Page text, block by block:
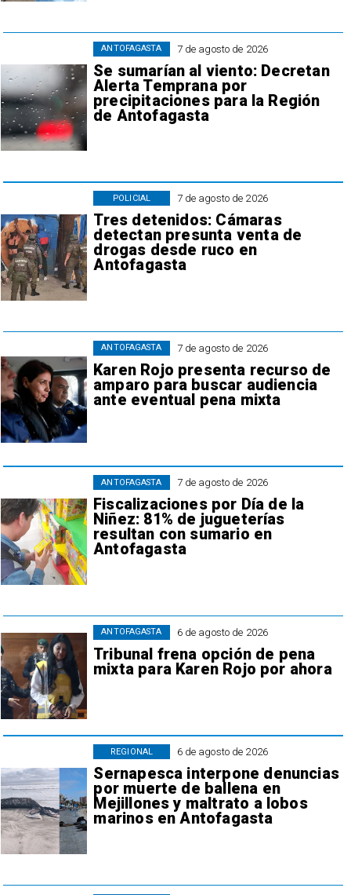
7 de agosto de 2026
Se sumarían al viento: Decretan
Alerta Temprana por
precipitaciones para la Región
de Antofagasta
ANTOFAGASTA
7 de agosto de 2026
Tres detenidos: Cámaras
detectan presunta venta de
drogas desde ruco en
Antofagasta
POLICIAL
7 de agosto de 2026
Karen Rojo presenta recurso de
amparo para buscar audiencia
ante eventual pena mixta
ANTOFAGASTA
7 de agosto de 2026
Fiscalizaciones por Día de la
Niñez: 81% de jugueterías
resultan con sumario en
Antofagasta
ANTOFAGASTA
6 de agosto de 2026
Tribunal frena opción de pena
mixta para Karen Rojo por ahora
ANTOFAGASTA
6 de agosto de 2026
Sernapesca interpone denuncias
por muerte de ballena en
Mejillones y maltrato a lobos
marinos en Antofagasta
REGIONAL